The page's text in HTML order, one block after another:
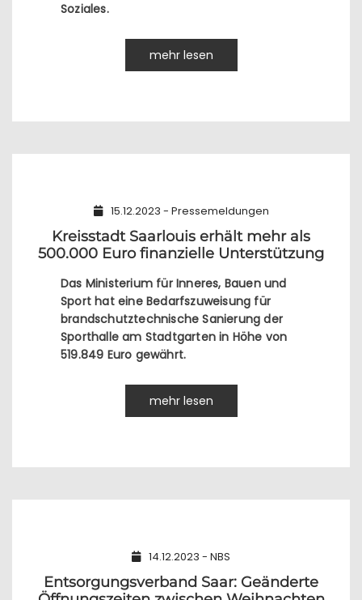
Soziales.
mehr lesen
15.12.2023 - Pressemeldungen
Kreisstadt Saarlouis erhält mehr als
500.000 Euro finanzielle Unterstützung
Das Ministerium für Inneres, Bauen und
Sport hat eine Bedarfszuweisung für
brandschutztechnische Sanierung der
Sporthalle am Stadtgarten in Höhe von
519.849 Euro gewährt.
mehr lesen
14.12.2023 - NBS
Entsorgungsverband Saar: Geänderte